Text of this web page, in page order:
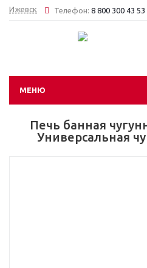
Ижевск Телефон: 8 800 300 43 53
МЕНЮ
Печь банная
Универсальная